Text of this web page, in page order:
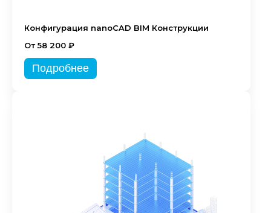
Конфигурация nanoCAD BIM Конструкции
От 58 200 ₽
Подробнее